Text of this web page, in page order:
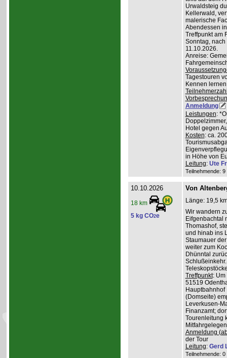
Urwaldsteig
Kellerwald,
malerische
Abendessen
Treffpunkt am
Sonntag,
11.10.2026.
Anreise:
Tagestouren
Kennen
Anmeldung
Leistungen:
Hotel gegen
Kosten: ca.
in Höhe von
Leitung: Ute
Teilnehmende:
10.10.2026
18 km
5 kg CO2e
Von
Länge: 19,5
Wir wandern
Eifgenbachtal
Thomashof,
und hinab ins
Staumauer
weiter zum
Dhünntal
Schlußeinkehr.
Treffpunkt: Um
51519
(Domseite)
Leverkusen-
Finanzamt;
Tourenleitung
Anmeldung
der Tour
Leitung: Gerd
Teilnehmende: